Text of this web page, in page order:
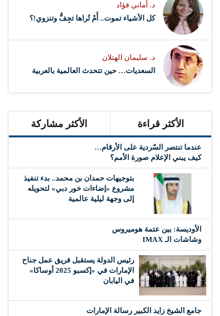
د. أماني فؤاد
كل الأشياء تموت.. أَمْ تُراها تجِفُّ وتنزوي!؟
د. سليمان الهتلان
السعديات… حين تتحدث العالمية بالعربية
الأكثر قراءة الأكثر مشاركة
عندما تنتصر السّردية على الأرقام…
كيف يبني الإعلام صورة الأمم؟
بتوجيهات حمدان بن محمد.. بدء تنفيذ
مشروع «إضاءات خور دبي» لتحويله
إلى وجهة ليلية عالمية
الأوديسة: بين عتمة هوميروس
وشاشات الـ IMAX
رئيس الدولة يستقبل فريق عمل جناح
الإمارات في «إكسبو 2025 أوساكا»
في اليابان
جامع الشيخ زايد الكبير رسالة الإمارات